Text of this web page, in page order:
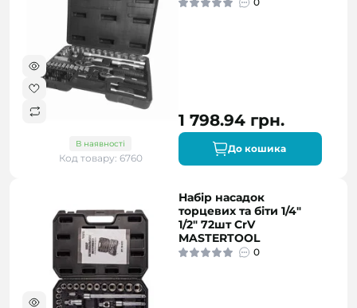
В наявності
Код товару: 6760
1 798.94 грн.
До кошика
Набір насадок
торцевих та біти 1/4"
1/2" 72шт CrV
MASTERTOOL
0